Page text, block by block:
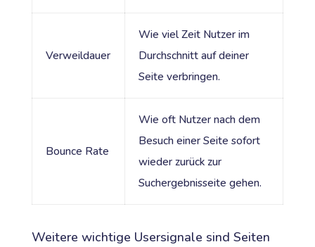
Verweildauer
Wie viel Zeit Nutzer im
Durchschnitt auf deiner
Seite verbringen.
Bounce Rate
Wie oft Nutzer nach dem
Besuch einer Seite sofort
wieder zurück zur
Suchergebnisseite gehen.
Weitere wichtige Usersignale sind Seiten